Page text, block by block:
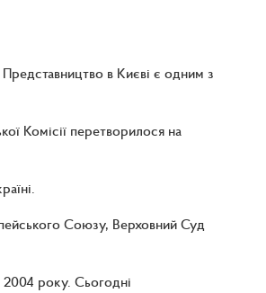
в Києві є одним з
Комісії перетворилося на
Союзу, Верховний Суд
року. Сьогодні